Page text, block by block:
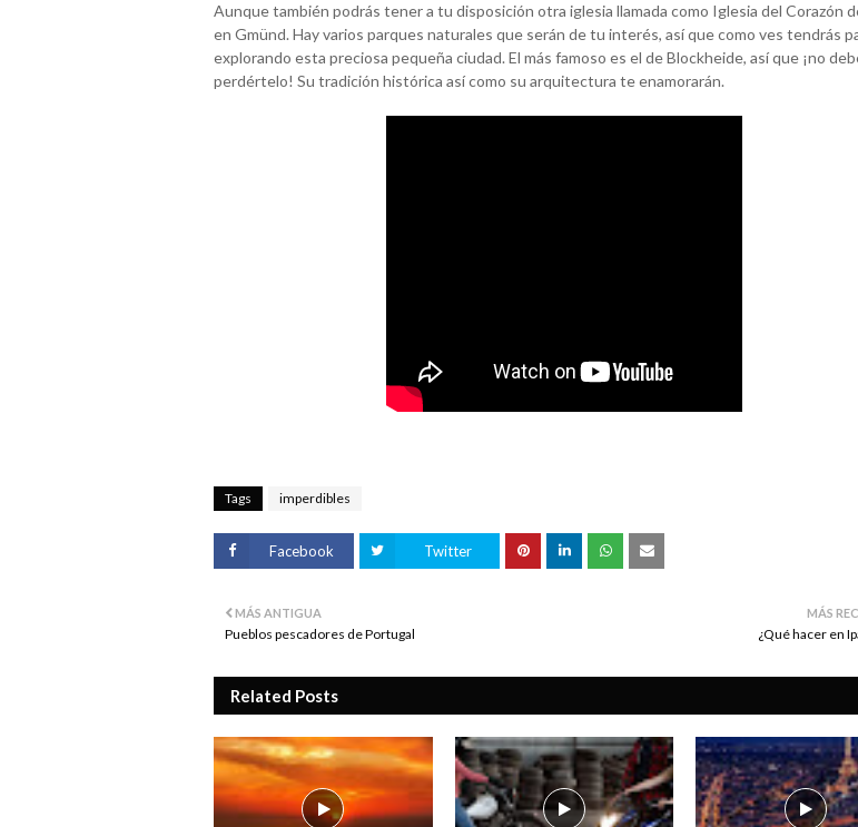
Aunque también podrás tener a tu disposición otra iglesia llamada como Iglesia del Corazón
en Gmünd. Hay varios parques naturales que serán de tu interés, así que como ves tendrás
explorando esta preciosa pequeña ciudad. El más famoso es el de Blockheide, así que ¡no
perdértelo! Su tradición histórica así como su arquitectura te enamorarán.
Tags imperdibles
Facebook Twitter
MÁS
¿Qué hacer en
MÁS ANTIGUA
Pueblos pescadores de Portugal
Related Posts